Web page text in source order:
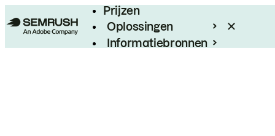
Prijzen
Oplossingen
Informatiebronnen